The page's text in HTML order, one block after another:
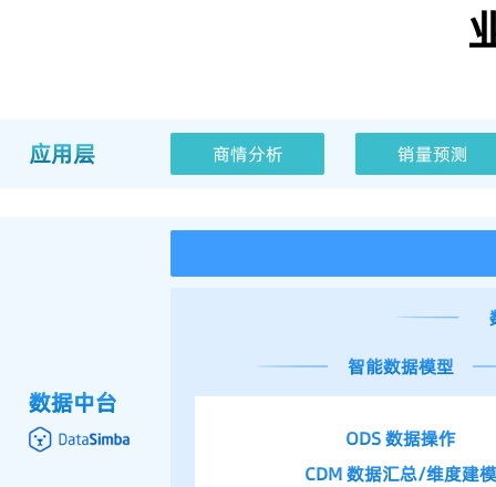
应用层 商情分析 销量预测
数据中台
智能数据模型
ODS 数据操作
CDM 数据汇总/维度建模